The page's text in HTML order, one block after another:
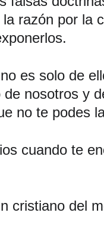
razón por la
es solo de
nosotros y
no te podes
cuando te
cristiano del